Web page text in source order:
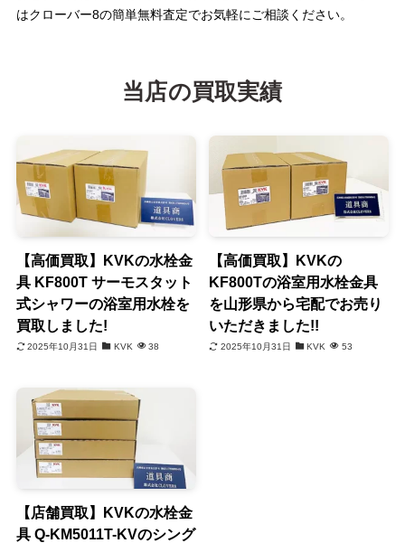
はクローバー8の簡単無料査定でお気軽にご相談ください。
当店の買取実績
【高価買取】KVKの水栓金
具 KF800T サーモスタット
式シャワーの浴室用水栓を
買取しました!
2025年10月31日 KVK 38
【高価買取】KVKの
KF800Tの浴室用水栓金具
を山形県から宅配でお売り
いただきました!!
2025年10月31日 KVK 53
【店舗買取】KVKの水栓金
具 Q-KM5011T-KVのシング